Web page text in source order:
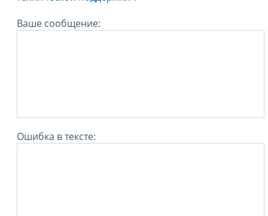
Ваше сообщение:
Ошибка в тексте: